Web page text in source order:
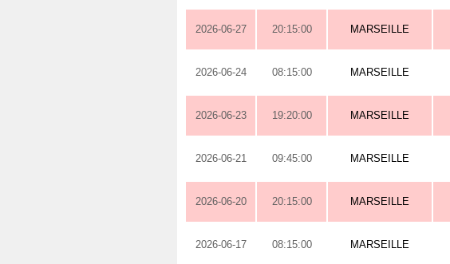
2026-06-27 20:15:00 MARSEILLE
2026-06-24 08:15:00 MARSEILLE
2026-06-23 19:20:00 MARSEILLE
2026-06-21 09:45:00 MARSEILLE
2026-06-20 20:15:00 MARSEILLE
2026-06-17 08:15:00 MARSEILLE